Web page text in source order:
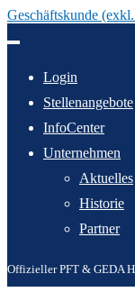
Geschäftskunde
Inhalt
Login
Stellenangebote
InfoCenter
Unternehmen
Aktuelles
Historie
Partner
Offizieller PFT & GEDA